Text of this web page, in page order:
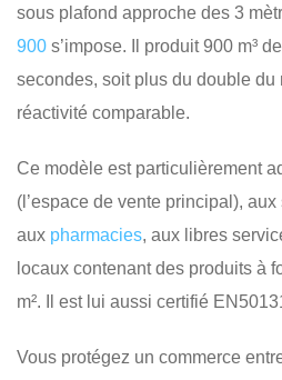
sous plafond approche des 3
900 s’impose. Il produit 900 m³
secondes, soit plus du double du
réactivité comparable.
Ce modèle est particulièrement
(l’espace de vente principal),
aux pharmacies, aux libres
locaux contenant des produits à
m². Il est lui aussi certifié
Vous protégez un commerce